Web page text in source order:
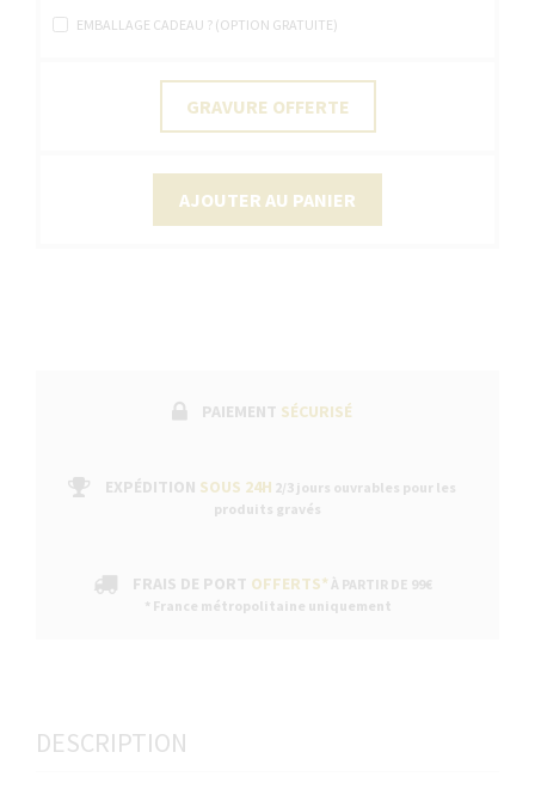
EMBALLAGE CADEAU ? (OPTION GRATUITE)
GRAVURE OFFERTE
AJOUTER AU PANIER
PAIEMENT SÉCURISÉ
EXPÉDITION SOUS 24H 2/3 jours ouvrables pour les
produits gravés
FRAIS DE PORT OFFERTS* À PARTIR DE 99€
* France métropolitaine uniquement
DESCRIPTION